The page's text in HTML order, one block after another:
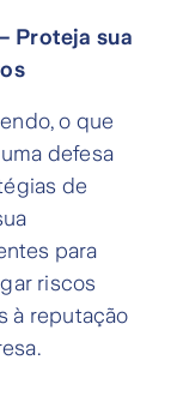
Proteja sua
o que
defesa
de
para
riscos
à reputação